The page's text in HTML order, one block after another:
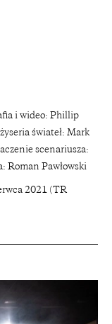
i wideo: Phillip
świateł: Mark
scenariusza:
Roman Pawłowski
2021 (TR